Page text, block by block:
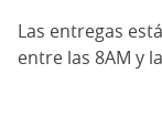
Las entregas
entre las 8AM y